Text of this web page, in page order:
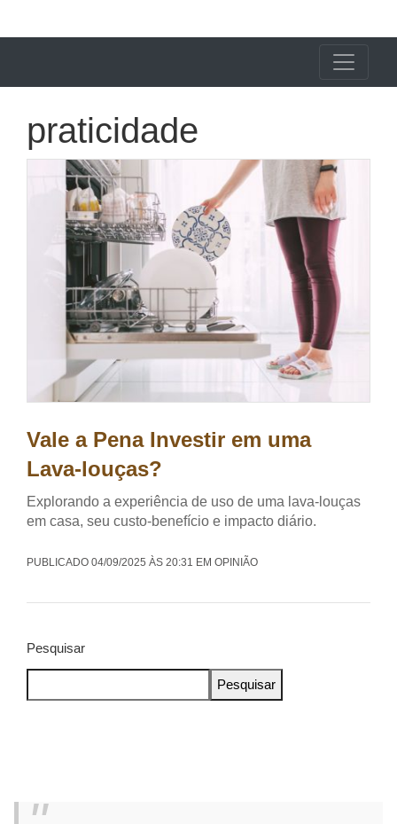
praticidade
Vale a Pena Investir em uma
Lava-louças?
Explorando a experiência de uso de uma lava-louças
em casa, seu custo-benefício e impacto diário.
PUBLICADO 04/09/2025 ÀS 20:31 EM OPINIÃO
Pesquisar
Pesquisar